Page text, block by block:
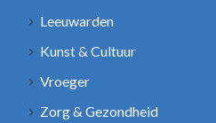
Leeuwarden
Kunst & Cultuur
Vroeger
Zorg & Gezondheid